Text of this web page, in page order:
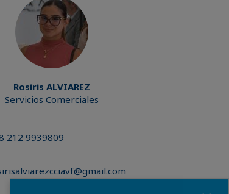
Rosiris ALVIAREZ
Servicios Comerciales
212 9939809